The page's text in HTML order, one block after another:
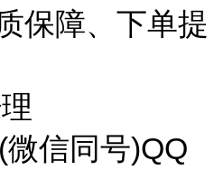
保障、下单提
信同号)QQ